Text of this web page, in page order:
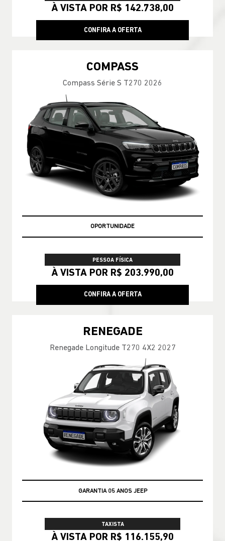
À VISTA POR R$ 142.738,00
CONFIRA A OFERTA
COMPASS
Compass Série S T270 2026
OPORTUNIDADE
PESSOA FÍSICA
À VISTA POR R$ 203.990,00
CONFIRA A OFERTA
RENEGADE
Renegade Longitude T270 4X2 2027
GARANTIA 05 ANOS JEEP
TAXISTA
À VISTA POR R$ 116.155,90